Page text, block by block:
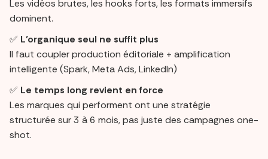
Les vidéos brutes, les hooks forts, les formats immersifs
dominent.
✅ L’organique seul ne suffit plus
Il faut coupler production éditoriale + amplification
intelligente (Spark, Meta Ads, LinkedIn)
✅ Le temps long revient en force
Les marques qui performent ont une stratégie
structurée sur 3 à 6 mois, pas juste des campagnes one-
shot.